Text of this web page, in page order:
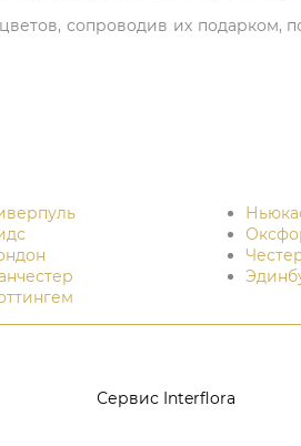
сопроводив их подарком,
Сервис Interflora